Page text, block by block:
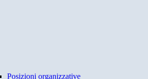
Posizioni organizzative